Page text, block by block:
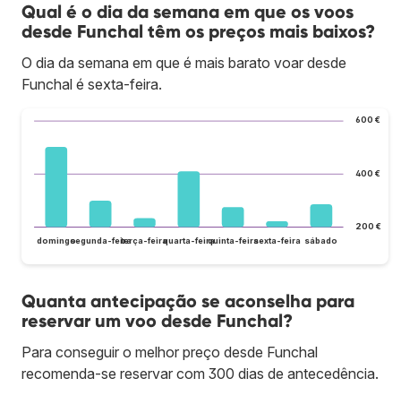
Qual é o dia da semana em que os voos
desde Funchal têm os preços mais baixos?
O dia da semana em que é mais barato voar desde
Funchal é sexta-feira.
200 €
400 €
600 €
domingosegunda-feiraterça-feiraquarta-feiraquinta-feirasexta-feira sábado
Quanta antecipação se aconselha para
reservar um voo desde Funchal?
Para conseguir o melhor preço desde Funchal
recomenda-se reservar com 300 dias de antecedência.